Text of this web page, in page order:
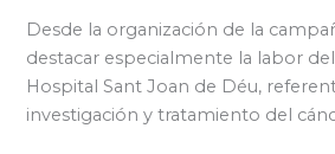
Desde la organización de la
destacar especialmente la labor
Hospital Sant Joan de Déu,
investigación y tratamiento del